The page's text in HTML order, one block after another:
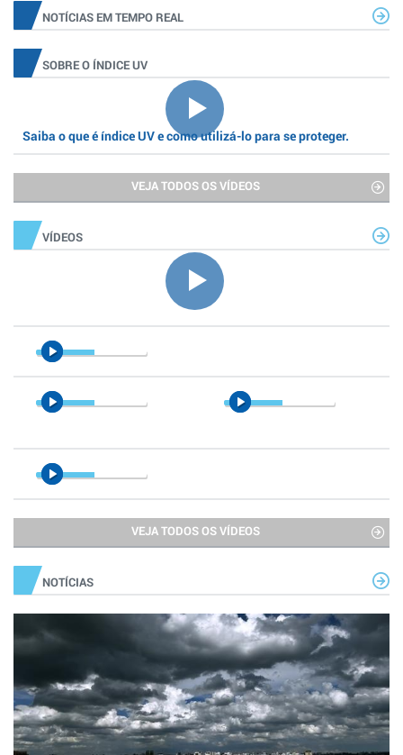
NOTÍCIAS EM TEMPO REAL
SOBRE O ÍNDICE UV
Saiba o que é índice UV e como utilizá-lo para se proteger.
VEJA TODOS OS VÍDEOS
VÍDEOS
VEJA TODOS OS VÍDEOS
NOTÍCIAS